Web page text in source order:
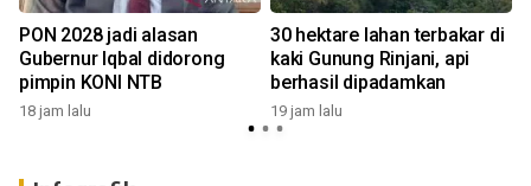
PON 2028 jadi alasan
Gubernur Iqbal didorong
pimpin KONI NTB
18 jam lalu
30 hektare lahan terbakar di
kaki Gunung Rinjani, api
berhasil dipadamkan
19 jam lalu